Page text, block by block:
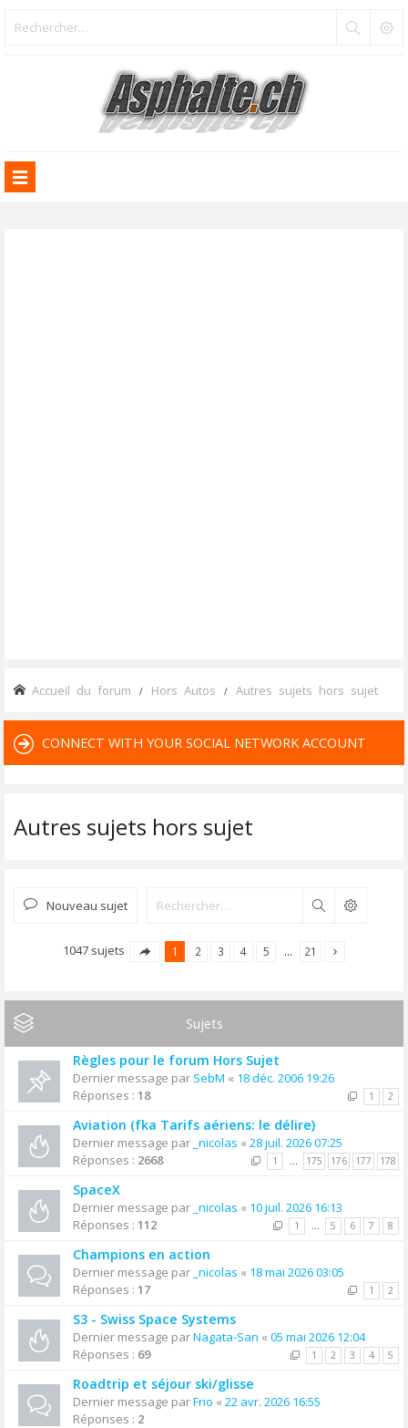
Accueil du forum Hors Autos Autres sujets hors sujet
CONNECT WITH YOUR SOCIAL NETWORK ACCOUNT
Autres sujets hors sujet
Nouveau sujet Rechercher
1047 sujets 1 2 3 4 5 … 21
Sujets
Règles pour le forum Hors Sujet
Dernier message par SebM « 18 déc. 2006 19:26
Réponses : 18 1 2
Aviation (fka Tarifs aériens: le délire)
Dernier message par _nicolas « 28 juil. 2026 07:25
Réponses : 2668 1 … 175 176 177 178
SpaceX
Dernier message par _nicolas « 10 juil. 2026 16:13
Réponses : 112 1 … 5 6 7 8
Champions en action
Dernier message par _nicolas « 18 mai 2026 03:05
Réponses : 17 1 2
S3 - Swiss Space Systems
Dernier message parNagata-San « 05 mai 2026 12:04
Réponses : 69 1 2 3 4 5
Roadtrip et séjour ski/glisse
Dernier message parFrio « 22 avr. 2026 16:55
Réponses : 2